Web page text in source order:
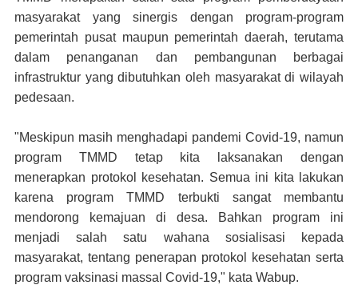
masyarakat yang sinergis dengan program-program
pemerintah pusat maupun pemerintah daerah, terutama
dalam penanganan dan pembangunan berbagai
infrastruktur yang dibutuhkan oleh masyarakat di wilayah
pedesaan.
"Meskipun masih menghadapi pandemi Covid-19, namun
program TMMD tetap kita laksanakan dengan
menerapkan protokol kesehatan. Semua ini kita lakukan
karena program TMMD terbukti sangat membantu
mendorong kemajuan di desa. Bahkan program ini
menjadi salah satu wahana sosialisasi kepada
masyarakat, tentang penerapan protokol kesehatan serta
program vaksinasi massal Covid-19," kata Wabup.